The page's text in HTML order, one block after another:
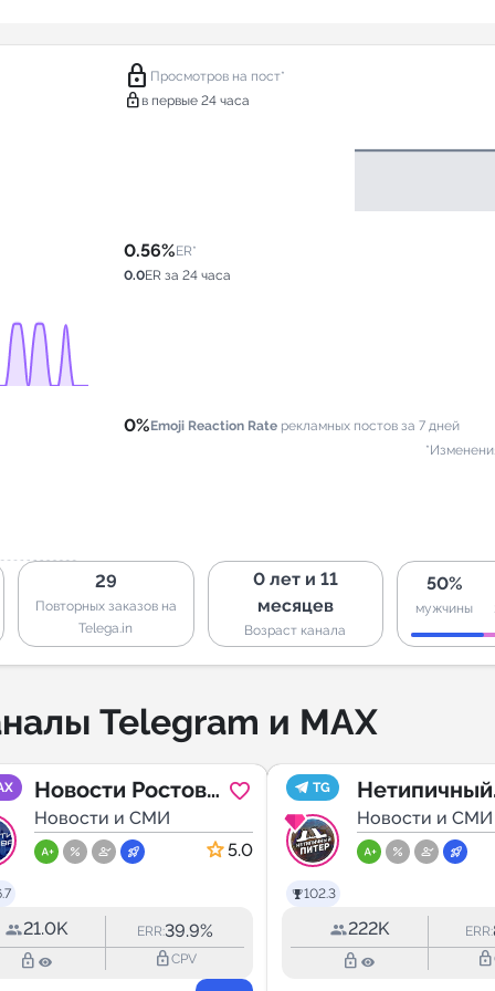
lock Просмотров на пост*
lock в первые 24 часа
0.56%ER*
0.0ER за 24 часа
0%Emoji Reaction Rate рекламных постов за 7 дней
29
Повторных заказов на
Telega.in
0 лет и 11
месяцев
Возраст канала
50%
мужчины
Telegram и MAX
Новости Ростова
- Rostovnews61
Новости и СМИ
5.0
21.0K ERR:39.9%
lock_outline lock_outlineCPV
TG
102.3
Нетипичный
Питер
Новости и СМИ
222K ERR:
lock_outline lock_outline